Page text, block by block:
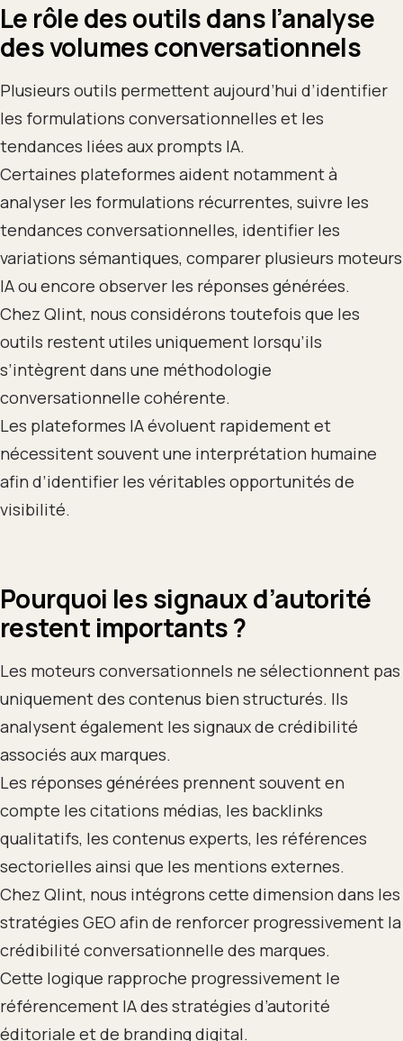
Le rôle des outils dans l’analyse
des volumes conversationnels
Plusieurs outils permettent aujourd’hui d’identifier
les formulations conversationnelles et les
tendances liées aux prompts IA.
Certaines plateformes aident notamment à
analyser les formulations récurrentes, suivre les
tendances conversationnelles, identifier les
variations sémantiques, comparer plusieurs moteurs
IA ou encore observer les réponses générées.
Chez Qlint, nous considérons toutefois que les
outils restent utiles uniquement lorsqu’ils
s’intègrent dans une méthodologie
conversationnelle cohérente.
Les plateformes IA évoluent rapidement et
nécessitent souvent une interprétation humaine
afin d’identifier les véritables opportunités de
visibilité.
Pourquoi les signaux d’autorité
restent importants ?
Les moteurs conversationnels ne sélectionnent pas
uniquement des contenus bien structurés. Ils
analysent également les signaux de crédibilité
associés aux marques.
Les réponses générées prennent souvent en
compte les citations médias, les backlinks
qualitatifs, les contenus experts, les références
sectorielles ainsi que les mentions externes.
Chez Qlint, nous intégrons cette dimension dans les
stratégies GEO afin de renforcer progressivement la
crédibilité conversationnelle des marques.
Cette logique rapproche progressivement le
référencement IA des stratégies d’autorité
éditoriale et de branding digital.